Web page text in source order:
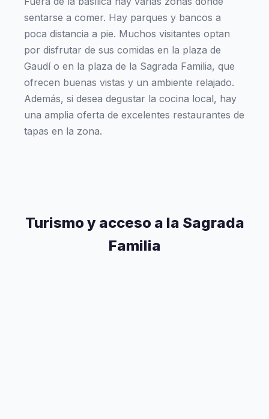
sentarse a comer. Hay parques y bancos a
poca distancia a pie. Muchos visitantes optan
por disfrutar de sus comidas en la plaza de
Gaudí o en la plaza de la Sagrada Familia, que
ofrecen buenas vistas y un ambiente relajado.
Además, si desea degustar la cocina local, hay
una amplia oferta de excelentes restaurantes de
tapas en la zona.
Turismo y acceso a la Sagrada
Familia